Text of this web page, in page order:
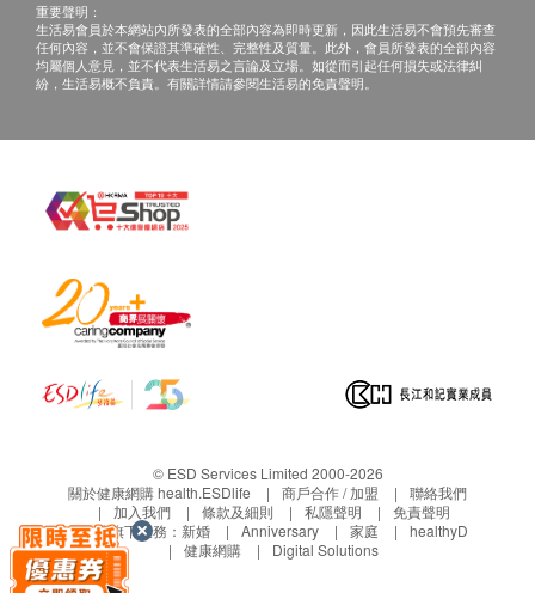
網購health.ESDlife概不負責。一切有關的索償或
查詢，須向提供服務之體檢中心或商戶提出。
重要聲明：
生活易會員於本網站內所發表的全部內容為即時更新，因此生活易不會預先審查
任何內容，並不會保證其準確性、完整性及質量。此外，會員所發表的全部內容
均屬個人意見，並不代表生活易之言論及立場。如從而引起任何損失或法律糾
紛，生活易概不負責。有關詳情請參閱生活易的免責聲明。
© ESD Services Limited 2000-2026
關於健康網購 health.ESDlife
商戶合作 / 加盟
聯絡我們
加入我們
條款及細則 私隱聲明
免責聲明
生活易旗下業務： 新婚 Anniversary 家庭
healthyD
健康網購
Digital Solutions